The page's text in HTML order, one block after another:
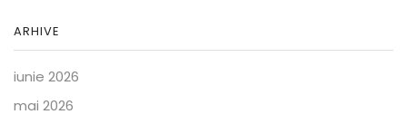
ARHIVE
iunie 2026
mai 2026